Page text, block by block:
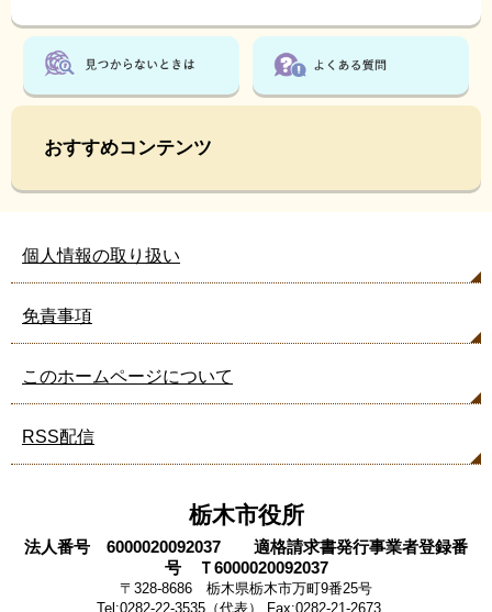
おすすめコンテンツ
個人情報の取り扱い
免責事項
このホームページについて
RSS配信
栃木市役所
法人番号 6000020092037 適格請求書発行事業者登録番
号 Ｔ6000020092037
〒328-8686 栃木県栃木市万町9番25号
Tel:0282-22-3535（代表） Fax:0282-21-2673